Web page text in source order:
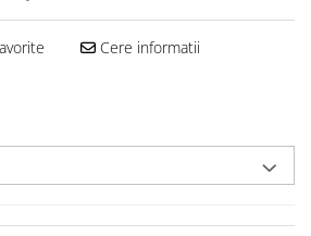
Cere informatii